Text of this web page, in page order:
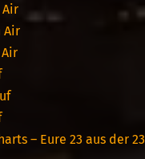
Air
Air
– Eure 23 aus der 23